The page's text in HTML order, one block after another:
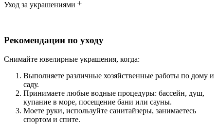
Уход за украшениями
Рекомендации по уходу
Снимайте ювелирные украшения, когда:
Выполняете различные хозяйственные работы по дому и
саду.
Принимаете любые водные процедуры: бассейн, душ,
купание в море, посещение бани или сауны.
Моете руки, используйте санитайзеры, занимаетесь
спортом и спите.